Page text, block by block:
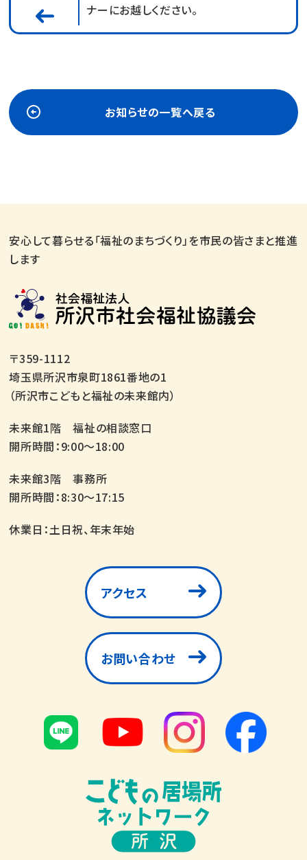
ナーにお越しください。
お知らせの一覧へ戻る
安心して暮らせる「福祉のまちづくり」を市民の皆さまと推進
します
〒359-1112
埼玉県所沢市泉町1861番地の1
（所沢市こどもと福祉の未来館内）
未来館1階 福祉の相談窓口
開所時間：9:00～18:00
未来館3階 事務所
開所時間：8:30～17:15
休業日：土日祝、年末年始
アクセス
お問い合わせ